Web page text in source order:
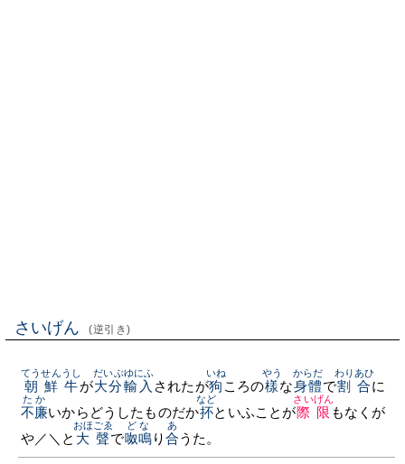
さいげん (逆引き)
朝鮮牛
てうせんうし
が大分
だいぶ
輸入
ゆにふ
されたが狗
いね
ころの樣
やう
な身體
からだ
で割合
わりあひ
に
不廉
たか
いからどうしたものだか抔
など
といふことが際限
さいげん
もなくが
や／＼と 大聲
おほごゑ
で呶鳴
どな
り合
あ
うた。